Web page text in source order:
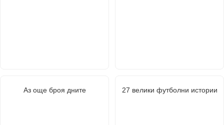
Аз още броя дните 27 велики футболни истории